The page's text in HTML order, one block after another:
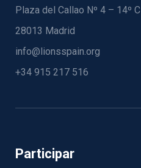
Participar
Plaza del Callao Nº 4 – 14º C
28013 Madrid
info@lionsspain.org
+34 915 217 516